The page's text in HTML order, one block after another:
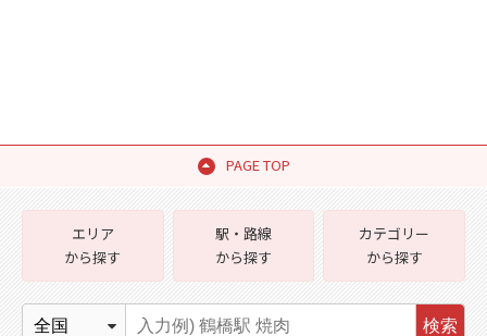
PAGE TOP
エリア
から探す
駅・路線
から探す
カテゴリー
から探す
検索